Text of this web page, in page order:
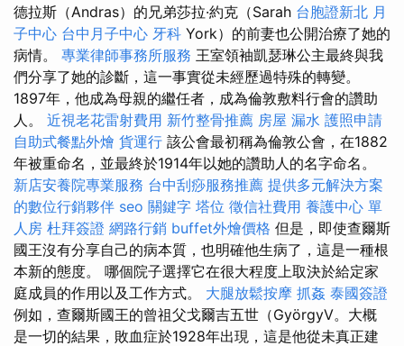
德拉斯（Andras）的兄弟莎拉·約克（Sarah 台胞證新北 月
子中心 台中月子中心 牙科 York）的前妻也公開治療了她的
病情。 專業律師事務所服務 王室領袖凱瑟琳公主最終與我
們分享了她的診斷，這一事實從未經歷過特殊的轉變。
1897年，他成為母親的繼任者，成為倫敦敷料行會的讚助
人。 近視老花雷射費用 新竹整骨推薦 房屋 漏水 護照申請
自助式餐點外燴 貨運行 該公會最初稱為倫敦公會，在1882
年被重命名，並最終於1914年以她的讚助人的名字命名。
新店安養院專業服務 台中刮痧服務推薦 提供多元解決方案
的數位行銷夥伴 seo 關鍵字 塔位 徵信社費用 養護中心 單
人房 杜拜簽證 網路行銷 buffet外燴價格 但是，即使查爾斯
國王沒有分享自己的病本質，也明確他生病了，這是一種根
本新的態度。 哪個院子選擇它在很大程度上取決於給定家
庭成員的作用以及工作方式。 大腿放鬆按摩 抓姦 泰國簽證
例如，查爾斯國王的曾祖父戈爾吉五世（GyörgyV。大概
是一切的結果，敗血症於1928年出現，這是他從未真正建